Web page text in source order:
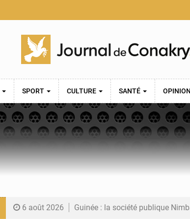
SPORT CULTURE SANTÉ
6 août 2026 Guinée : la société publique Nimba Mining